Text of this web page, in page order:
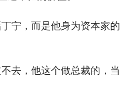
，而是他身为资本家的
，他这个做总裁的，当